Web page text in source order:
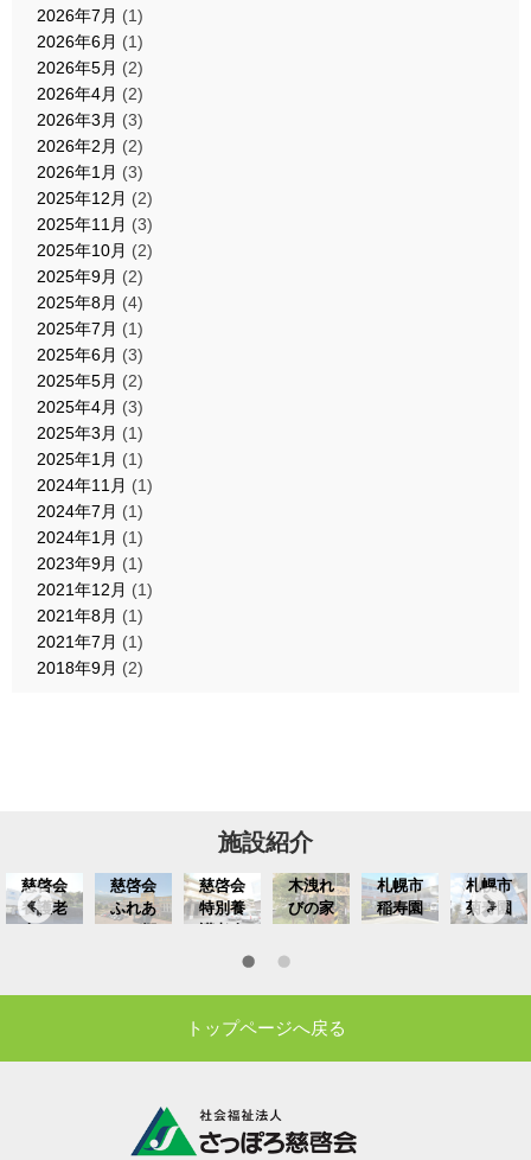
2026年7月 (1)
2026年6月 (1)
2026年5月 (2)
2026年4月 (2)
2026年3月 (3)
2026年2月 (2)
2026年1月 (3)
2025年12月 (2)
2025年11月 (3)
2025年10月 (2)
2025年9月 (2)
2025年8月 (4)
2025年7月 (1)
2025年6月 (3)
2025年5月 (2)
2025年4月 (3)
2025年3月 (1)
2025年1月 (1)
2024年11月 (1)
2024年7月 (1)
2024年1月 (1)
2023年9月 (1)
2021年12月 (1)
2021年8月 (1)
2021年7月 (1)
2018年9月 (2)
施設紹介
慈啓会
養護老
慈啓会
ふれあ
ム
慈啓会
特別養
ホーム
木洩れ
びの家
札幌市
稲寿園
札幌市
菊寿園
トップページへ戻る